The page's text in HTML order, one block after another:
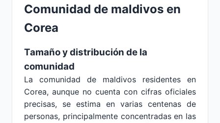
Comunidad de maldivos en
Corea
Tamaño y distribución de la
comunidad
La comunidad de maldivos residentes en
Corea, aunque no cuenta con cifras oficiales
precisas, se estima en varias centenas de
personas, principalmente concentradas en las